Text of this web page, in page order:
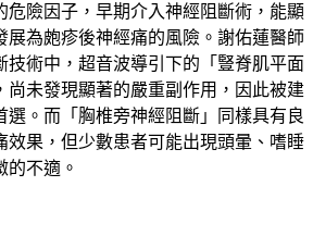
危險因子，早期介入神經阻斷術，能顯
展為皰疹後神經痛的風險。謝佑蓮醫師
技術中，超音波導引下的「豎脊肌平面
尚未發現顯著的嚴重副作用，因此被建
選。而「胸椎旁神經阻斷」同樣具有良
效果，但少數患者可能出現頭暈、嗜睡
的不適。